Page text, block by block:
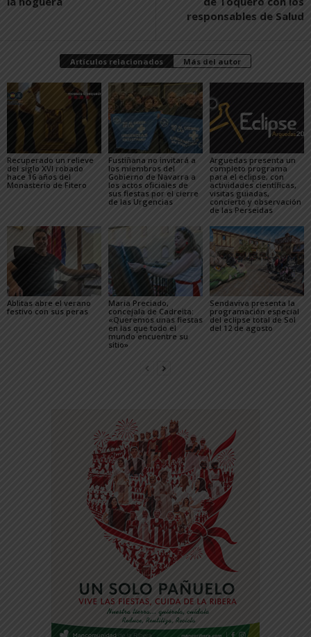
responsables de Salud
Artículos relacionados Más del autor
Recuperado un relieve
del siglo XVI robado
hace 16 años del
Monasterio de Fitero
Fustiñana no invitará a
los miembros del
Gobierno de Navarra a
los actos oficiales de
sus fiestas por el cierre
de las Urgencias
Arguedas presenta un
completo programa
para el eclipse, con
actividades científicas,
visitas guiadas,
concierto y observación
de las Perseidas
Ablitas abre el verano
festivo con sus peras
María Preciado,
concejala de Cadreita:
«Queremos unas fiestas
en las que todo el
mundo encuentre su
sitio»
Sendaviva presenta la
programación especial
del eclipse total de Sol
del 12 de agosto